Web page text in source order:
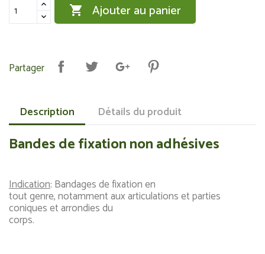
 Ajouter au panier
Partager
Description Détails du produit
Bandes de fixation non adhésives
Indication: Bandages de fixation en
tout genre, notamment aux articulations et parties
coniques et arrondies du
corps.